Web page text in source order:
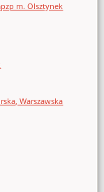
m. Olsztynek
Warszawska